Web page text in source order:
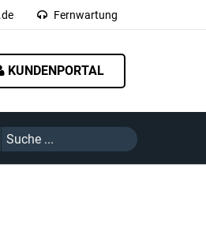
Fernwartung
KUNDENPORTAL